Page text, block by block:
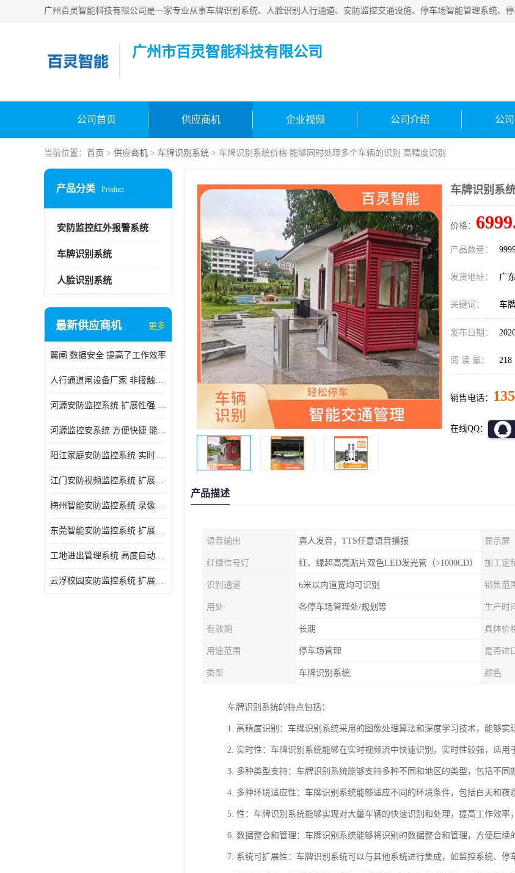
广州市百灵智能科技有限公司
公司首页 供应商机 企业视频 公司介绍 公
当前位置： 首页 > 供应商机 > 车牌识别系统 > 车牌识别系统价格 能够同时处理多个车辆的识别 高精度识别
产品分类 Product
安防监控红外报警系统
车牌识别系统
人脸识别系统
最新供应商机 更多
翼闸 数据安全 提高了工作效率
人行通道闸设备厂家 非接触性 对用户的隐私更加尊重
河源安防监控系统 扩展性强 能够长时间稳定运行
河源监控安系统 方便快捷 能够长时间稳定运行
阳江家庭安防监控系统 实时监控 可以随时回放录像
江门安防视频监控系统 扩展性强 能够长时间稳定运行
梅州智能安防监控系统 录像存储 多通道监控
东莞智能安防监控系统 扩展性强 可以随时回放录像
工地进出管理系统 高度自动化 提高了工作效率
云浮校园安防监控系统 扩展性强 提高监控范围和效率
车牌识别系
价格：
产品数量：
发货地址： 广
关键词： 车
发布日期：
阅 读 量： 218
销售电话：
在线QQ：
产品描述
语音输出 真人发音，TTS任意语音播报 显示屏
红绿信号灯 红、绿超高亮贴片双色LED发光管（>1000CD） 加工定
识别通道 6米以内道宽均可识别 销售范
用处 各停车场管理处/规划等 生产时
有效期 长期 具体价
用途范围 停车场管理 是否进
类型 车牌识别系统 颜色
车牌识别系统的特点包括：
1. 高精度识别：车牌识别系统采用的图像处理算法和深度学习技术，能够实
2. 实时性：车牌识别系统能够在实时视频流中快速识别，实时性较强，适用
3. 多种类型支持：车牌识别系统能够支持多种不同和地区的类型，包括不同
4. 多种环境适应性：车牌识别系统能够适应不同的环境条件，包括白天和夜
5. 性：车牌识别系统能够实现对大量车辆的快速识别和处理，提高工作效率
6. 数据整合和管理：车牌识别系统能够将识别的数据整合和管理，方便后续
7. 系统可扩展性：车牌识别系统可以与其他系统进行集成，如监控系统、停